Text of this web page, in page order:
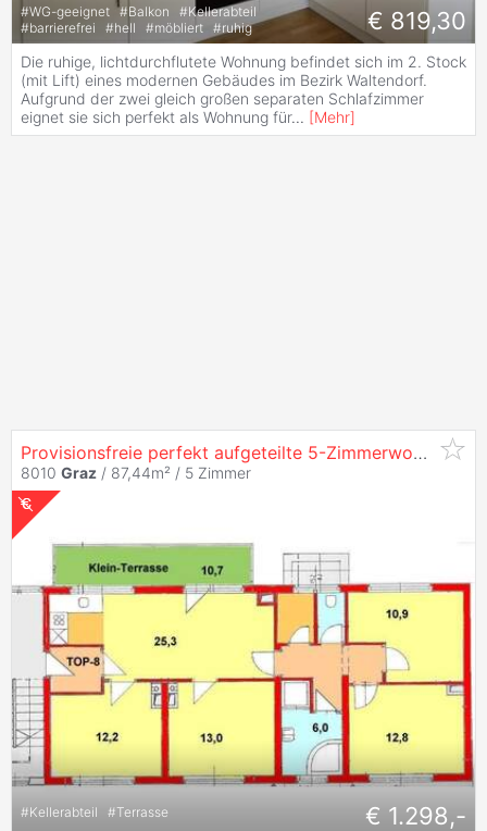
#WG-geeignet #Balkon #Kellerabteil
#barrierefrei #hell #möbliert #ruhig € 819,30
Die ruhige, lichtdurchflutete Wohnung befindet sich im 2. Stock
(mit Lift) eines modernen Gebäudes im Bezirk Waltendorf.
Aufgrund der zwei gleich großen separaten Schlafzimmer
eignet sie sich perfekt als Wohnung für... [Mehr]
Provisionsfreie perfekt aufgeteilte 5-Zimmerwohnung direkt bei
8010 Graz / 87,44m² / 5 Zimmer
#Kellerabteil #Terrasse € 1.298,-